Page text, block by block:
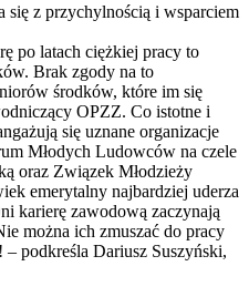
się z przychylnością i wsparciem
po latach ciężkiej pracy to
Brak zgody na to
środków, które im się
OPZZ. Co istotne i
się uznane organizacje
Młodych Ludowców na czele
oraz Związek Młodzieży
emerytalny najbardziej uderza
karierę zawodową zaczynają
można ich zmuszać do pracy
podkreśla Dariusz Suszyński,